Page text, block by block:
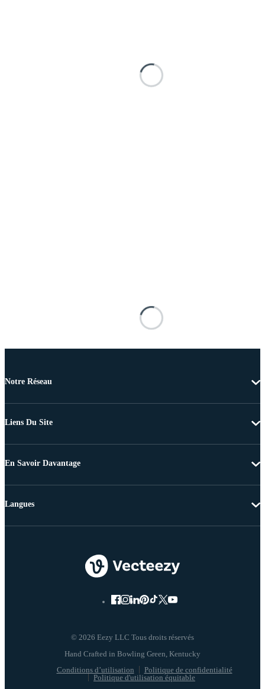
Notre Réseau
Liens Du Site
En Savoir Davantage
© 2026 Eezy LLC Tous droits réservés
Conditions d’utilisation
Politique de confidentialité
Politique d'utilisation équitable
Langues